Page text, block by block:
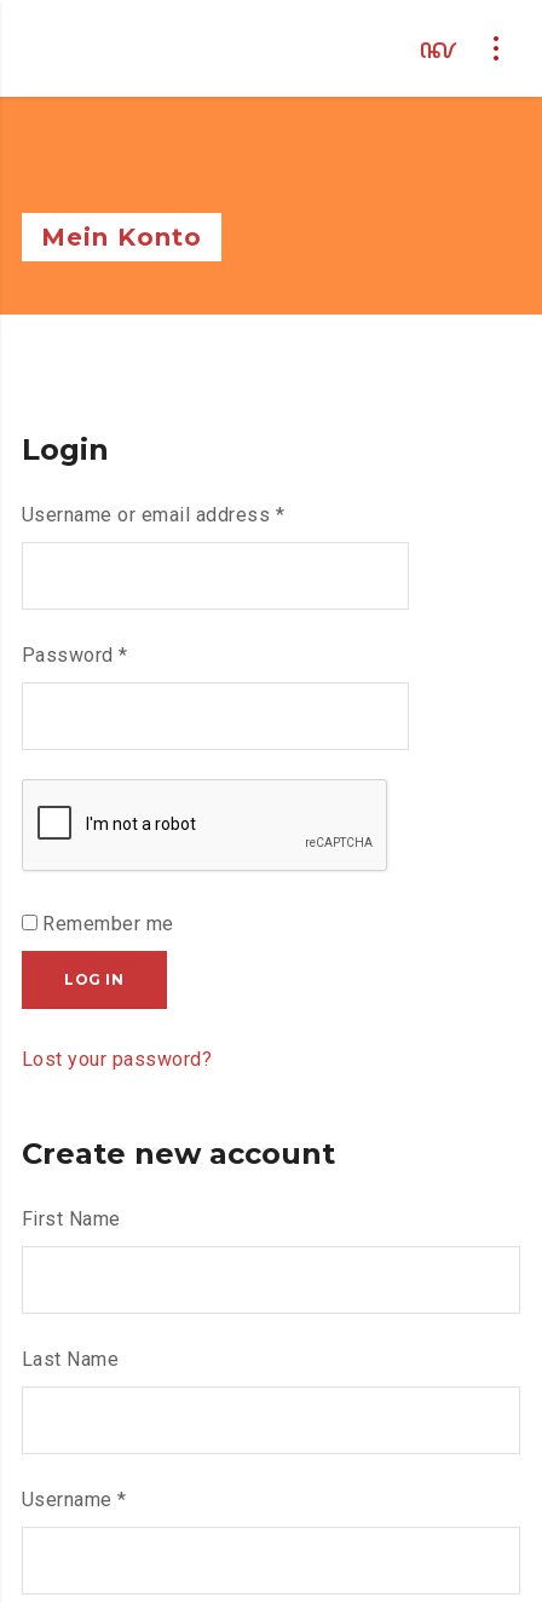
Mein Konto
Login
Username or email address *Required
Password*Required
Remember me
LOG IN
Lost your password?
Create new account
First Name
Last Name
Username*Required